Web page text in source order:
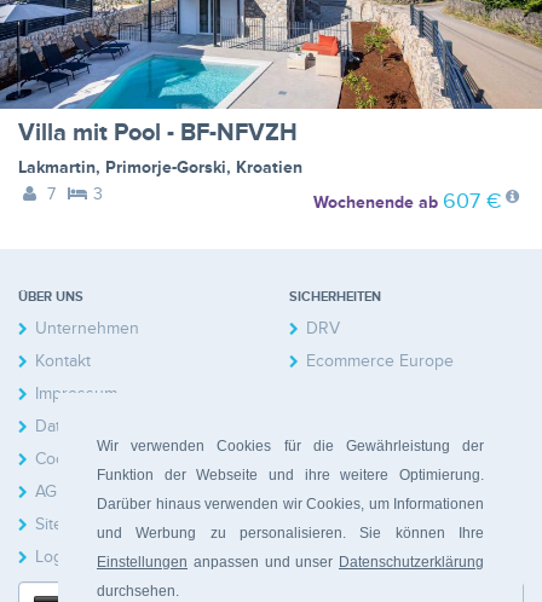
Wir verwenden Cookies für die Gewährleistung der
Funktion der Webseite und ihre weitere Optimierung.
Darüber hinaus verwenden wir Cookies, um Informationen
und Werbung zu personalisieren. Sie können Ihre
Einstellungen anpassen und unser Datenschutzerklärung
durchsehen.
Villa mit Pool - BF-NFVZH
Lakmartin, Primorje-Gorski, Kroatien
7
3 Wochenendeab 607 €
ÜBER UNS
Unternehmen
Kontakt
Impressum
Datenschutzerklärung
Cookies
AGB
Sitemap
Login Hausbesitzer
SICHERHEITEN
DRV
Ecommerce Europe